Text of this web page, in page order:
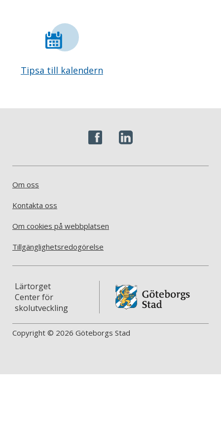
Tipsa till kalendern
Om oss
Kontakta oss
Om cookies på webbplatsen
Tillgänglighetsredogörelse
Lärtorget
Center för
skolutveckling
Copyright © 2026 Göteborgs Stad